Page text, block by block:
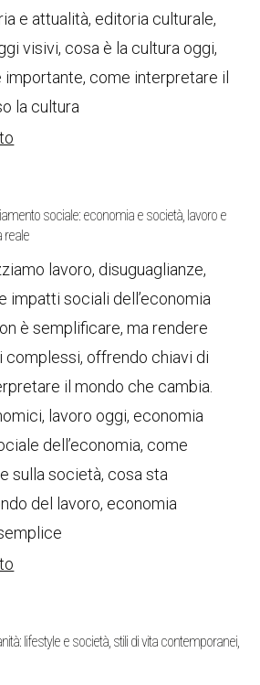
e attualità, editoria culturale,
visivi, cosa è la cultura oggi,
come interpretare il
la cultura
sociale: economia e società, lavoro e
reale
lavoro, disuguaglianze,
impatti sociali dell’economia
è semplificare, ma rendere
offrendo chiavi di
il mondo che cambia.
lavoro oggi, economia
dell’economia, come
sulla società, cosa sta
del lavoro, economia
lifestyle e società, stili di vita contemporanei,